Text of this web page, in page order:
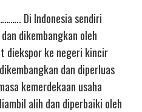
Di Indonesia sendiri
dikembangkan oleh
diekspor ke negeri kincir
dan diperluas
kemerdekaan usaha
alih dan diperbaiki oleh